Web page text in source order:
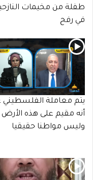
طفلة من مخيمات
في رفح
يتم معاملة الفلسطيني
أنه مقيم على هذه الأرض
وليس مواطنا حقيقيا